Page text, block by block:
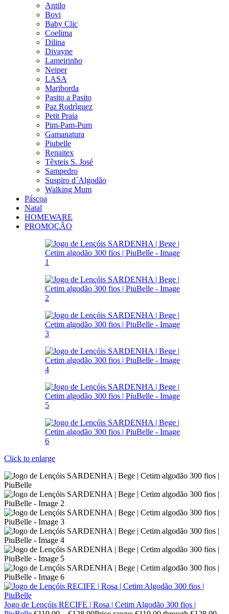
Antilo
Bovi
Baby Clic
Coelima
Dilina
Divayne
Lameirinho
Neiper
LASA
Mariborda
Pasito a Pasito
Paz Rodrìguez
Petit Praia
Pim-Pam-Pum
Gamanatura
Piubelle
Renaitex
Têxteis S. José
Sampedro
Suspiro d´Algodão
Walking Mum
Páscoa
Natal
HOMEWARE
PROMOÇÃO
Click to enlarge
Jogo de Lençóis RECIFE | Rosa | Cetim Algodão 300 fios |